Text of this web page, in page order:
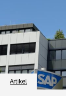
Artikel